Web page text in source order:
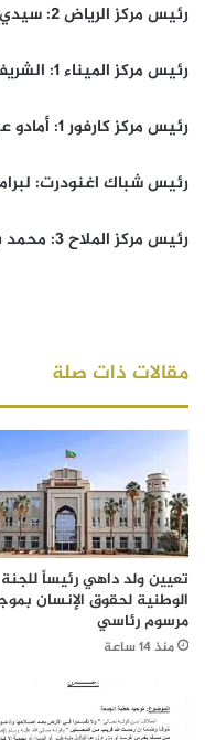
رئيس مركز الرياض 2: سيدي محمد بوي الشيخ ملعينين.
رئيس مركز الميناء 1: الشريف ولد أحمد.
رئيس مركز كارفور 1: أمادو عمر سي.
رئيس شباك اغنودرت:
رئيس مركز الملاح 3: محمد با،
مقالات ذات صلة
تعيين ولد داهي رئيساً للجنة
الوطنية لحقوق الإنسان
مرسوم رئاسي
منذ 14 ساعة